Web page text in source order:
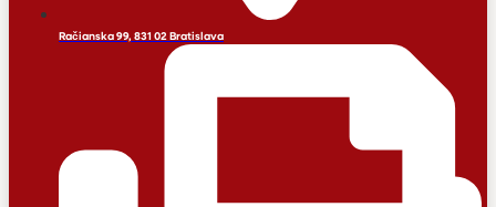
Račianska 99, 831 02 Bratislava